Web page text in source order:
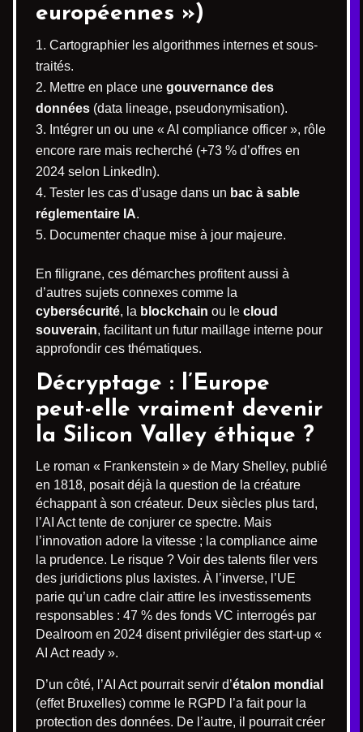
européennes »)
Cartographier les algorithmes internes et sous-
traités.
Mettre en place une gouvernance des
données (data lineage, pseudonymisation).
Intégrer un ou une « AI compliance officer », rôle
encore rare mais recherché (+73 % d’offres en
2024 selon LinkedIn).
Tester les cas d’usage dans un bac à sable
réglementaire IA.
Documenter chaque mise à jour majeure.
En filigrane, ces démarches profitent aussi à
d’autres sujets connexes comme la
cybersécurité, la blockchain ou le cloud
souverain, facilitant un futur maillage interne pour
approfondir ces thématiques.
Décryptage : l’Europe
peut-elle vraiment devenir
la Silicon Valley éthique ?
Le roman « Frankenstein » de Mary Shelley, publié
en 1818, posait déjà la question de la créature
échappant à son créateur. Deux siècles plus tard,
l’AI Act tente de conjurer ce spectre. Mais
l’innovation adore la vitesse ; la compliance aime
la prudence. Le risque ? Voir des talents filer vers
des juridictions plus laxistes. À l’inverse, l’UE
parie qu’un cadre clair attire les investissements
responsables : 47 % des fonds VC interrogés par
Dealroom en 2024 disent privilégier des start-up «
AI Act ready ».
D’un côté, l’AI Act pourrait servir d’étalon mondial
(effet Bruxelles) comme le RGPD l’a fait pour la
protection des données. De l’autre, il pourrait créer